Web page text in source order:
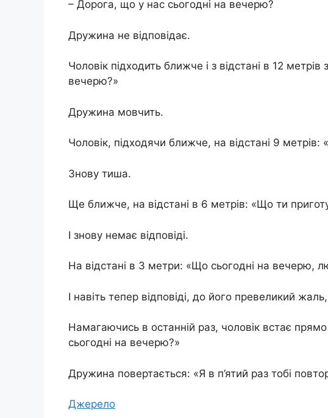
– Дорога, що у нас сьогодні на вечерю?
Дружина не відповідає.
Чоловік підходить ближче і з відстані в 12
вечерю?»
Дружина мовчить.
Чоловік, підходячи ближче, на відстані 9
Знову тиша.
Ще ближче, на відстані в 6 метрів: «Що ти
І знову немає відповіді.
На відстані в 3 метри: «Що сьогодні на вечерю,
І навіть тепер відповіді, до його превеликий
Намагаючись в останній раз, чоловік встає
сьогодні на вечерю?»
Дружина повертається: «Я в п’ятий раз тобі
Джерело